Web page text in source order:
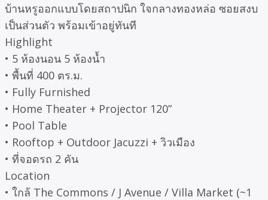
บ้านหรูออกแบบโดยสถาปนิก ใจกลางทองหล่อ ซอยสงบ
เป็นส่วนตัว พร้อมเข้าอยู่ทันที
Highlight
• 5 ห้องนอน 5 ห้องน้ำ
• พื้นที่ 400 ตร.ม.
• Fully Furnished
• Home Theater + Projector 120”
• Pool Table
• Rooftop + Outdoor Jacuzzi + วิวเมือง
• ที่จอดรถ 2 คัน
Location
• ใกล้ The Commons / J Avenue / Villa Market (~1